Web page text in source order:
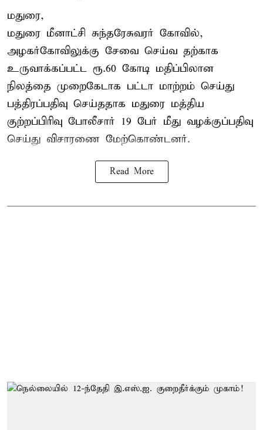
மதுரை,
மதுரை மீனாட்சி சுந்தரேசுவரர் கோவில்,
அழகர்கோவிலுக்கு சேவை செய்வ தற்காக
உருவாக்கப்பட்ட ரூ.60 கோடி மதிப்பிலான
நிலத்தை முறைகேடாக பட்டா மாற்றம் செய்து
பத்திரப்பதிவு செய்ததாக மதுரை மத்திய
குற்றப்பிரிவு போலீசார் 19 பேர் மீது வழக்குப்பதிவு
செய்து விசாரணை மேற்கொண்டனர்.
Read More